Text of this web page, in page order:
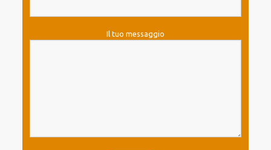
Il tuo messaggio